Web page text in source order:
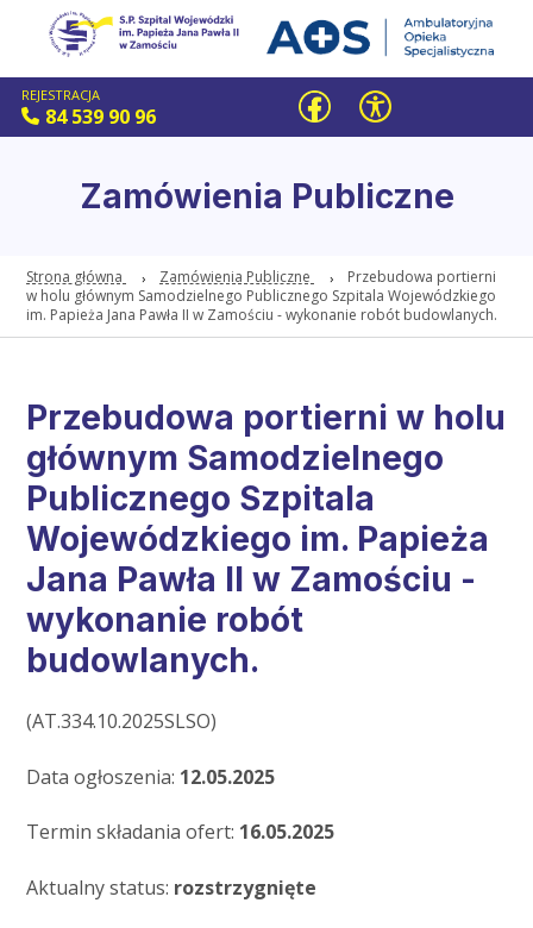
REJESTRACJA
84 539 90 96
Zamówienia Publiczne
Strona główna Zamówienia Publiczne
Przebudowa portierni
w holu głównym Samodzielnego Publicznego Szpitala Wojewódzkiego
im. Papieża Jana Pawła II w Zamościu - wykonanie robót budowlanych.
Przebudowa portierni w holu
głównym Samodzielnego
Publicznego Szpitala
Wojewódzkiego im. Papieża
Jana Pawła II w Zamościu -
wykonanie robót
budowlanych.
(AT.334.10.2025SLSO)
Data ogłoszenia: 12.05.2025
Termin składania ofert: 16.05.2025
Aktualny status: rozstrzygnięte